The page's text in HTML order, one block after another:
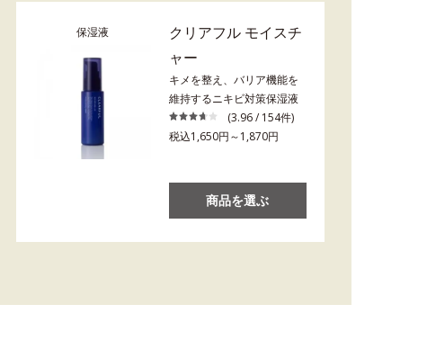
保湿液
クリアフル モイスチ
ャー
キメを整え、バリア機能を
維持するニキビ対策保湿液
(3.96 / 154件)
税込1,650円～1,870円
商品を選ぶ